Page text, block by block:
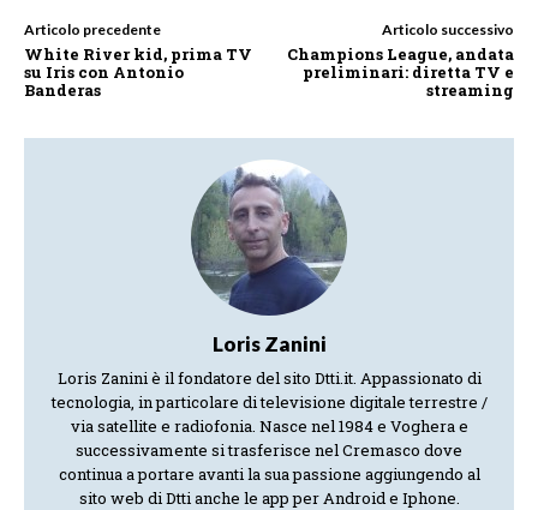
Articolo precedente
White River kid, prima TV
su Iris con Antonio
Banderas
Articolo successivo
Champions League, andata
preliminari: diretta TV e
streaming
Loris Zanini
Loris Zanini è il fondatore del sito Dtti.it. Appassionato di
tecnologia, in particolare di televisione digitale terrestre /
via satellite e radiofonia. Nasce nel 1984 e Voghera e
successivamente si trasferisce nel Cremasco dove
continua a portare avanti la sua passione aggiungendo al
sito web di Dtti anche le app per Android e Iphone.